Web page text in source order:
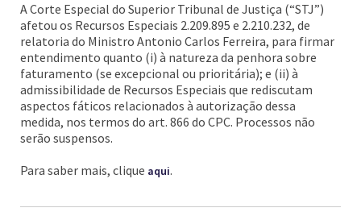
A Corte Especial do Superior Tribunal de Justiça (“STJ”)
afetou os Recursos Especiais 2.209.895 e 2.210.232, de
relatoria do Ministro Antonio Carlos Ferreira, para firmar
entendimento quanto (i) à natureza da penhora sobre
faturamento (se excepcional ou prioritária); e (ii) à
admissibilidade de Recursos Especiais que rediscutam
aspectos fáticos relacionados à autorização dessa
medida, nos termos do art. 866 do CPC. Processos não
serão suspensos.
Para saber mais, clique aqui.